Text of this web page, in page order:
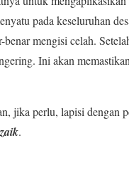
pada keseluruhan
mengisi celah.
Ini akan
jika perlu, lapisi dengan
.